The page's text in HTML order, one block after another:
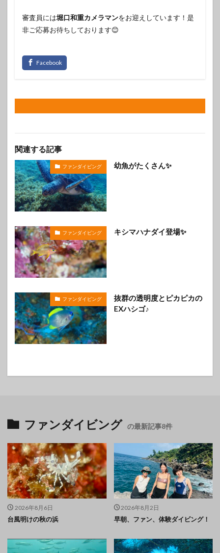
審査員には堀口和重カメラマンをお迎えしています！是
非ご応募お待ちしております😊
関連する記事
ファンダイビング 幼魚がたくさん✨️
ファンダイビング キシマハナダイ登場✨️
ファンダイビング
抜群の透明度とピカピカの
EXハシゴ♪
ファンダイビング の最新記事8件
2026年8月6日
台風明けの秋の浜
2026年8月2日
早朝、ファン、体験ダイビング！